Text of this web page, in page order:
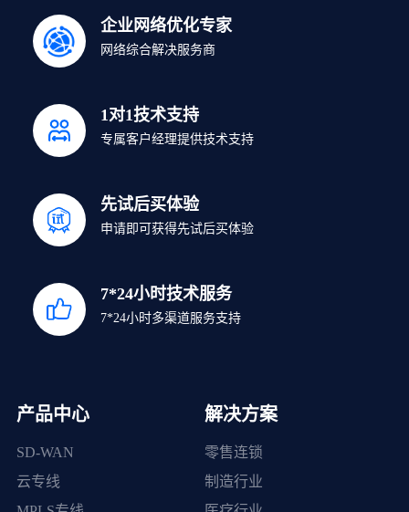
企业网络优化专家
网络综合解决服务商
1对1技术支持
专属客户经理提供技术支持
先试后买体验
申请即可获得先试后买体验
7*24小时技术服务
7*24小时多渠道服务支持
产品中心
SD-WAN
云专线
解决方案
零售连锁
制造行业